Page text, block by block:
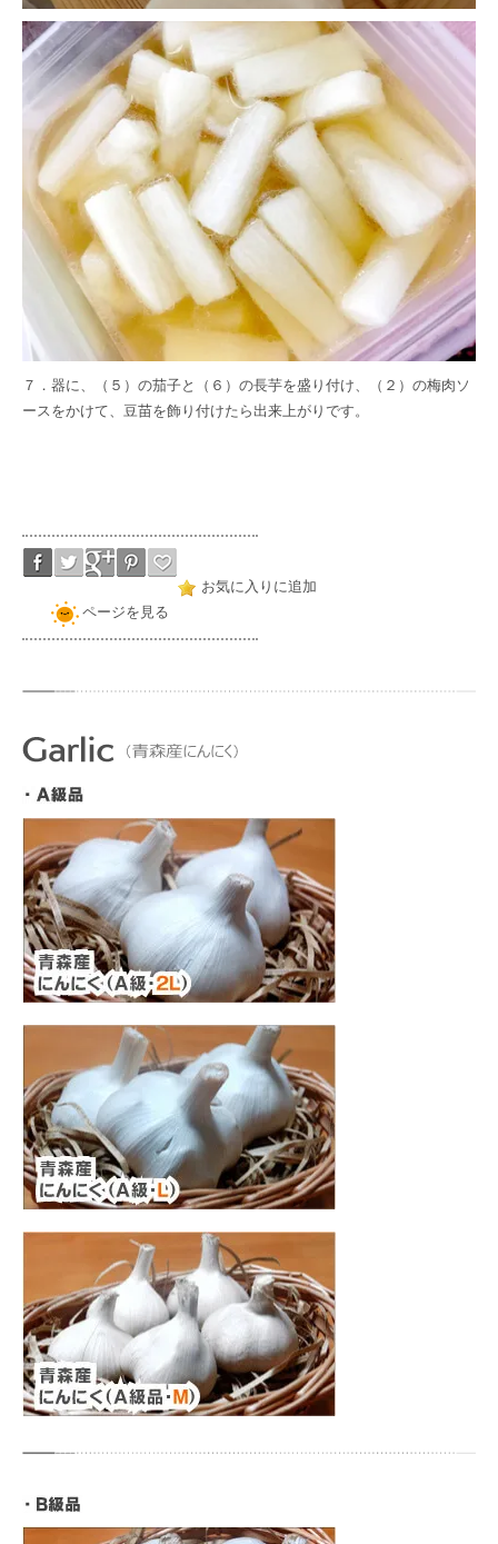
７．器に、（５）の茄子と（６）の長芋を盛り付け、（２）の梅肉ソ
ースをかけて、豆苗を飾り付けたら出来上がりです。
お気に入りに追加
ページを見る